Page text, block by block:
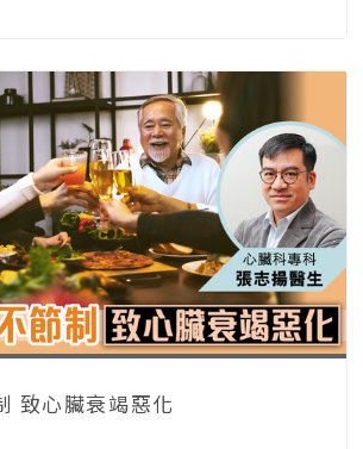
致心臟衰竭惡化